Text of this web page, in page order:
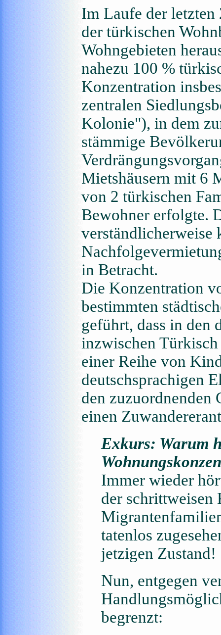
Im Laufe der letzten
der türkischen
Wohngebieten
nahezu 100 %
Konzentration
zentralen
Kolonie"), in dem
stämmige
Mietshäusern mit 6
von 2 türkischen
Bewohner erfolgte.
verständlicherweise
in Betracht.
Die Konzentration
bestimmten
geführt, dass in den
inzwischen
einer Reihe von
deutschsprachigen
den zuzuordnenden
einen
Exkurs: Warum
Immer wieder
der schrittweisen
tatenlos
jetzigen Zustand!
Nun, entgegen
begrenzt: